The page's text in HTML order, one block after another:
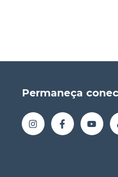
Permaneça